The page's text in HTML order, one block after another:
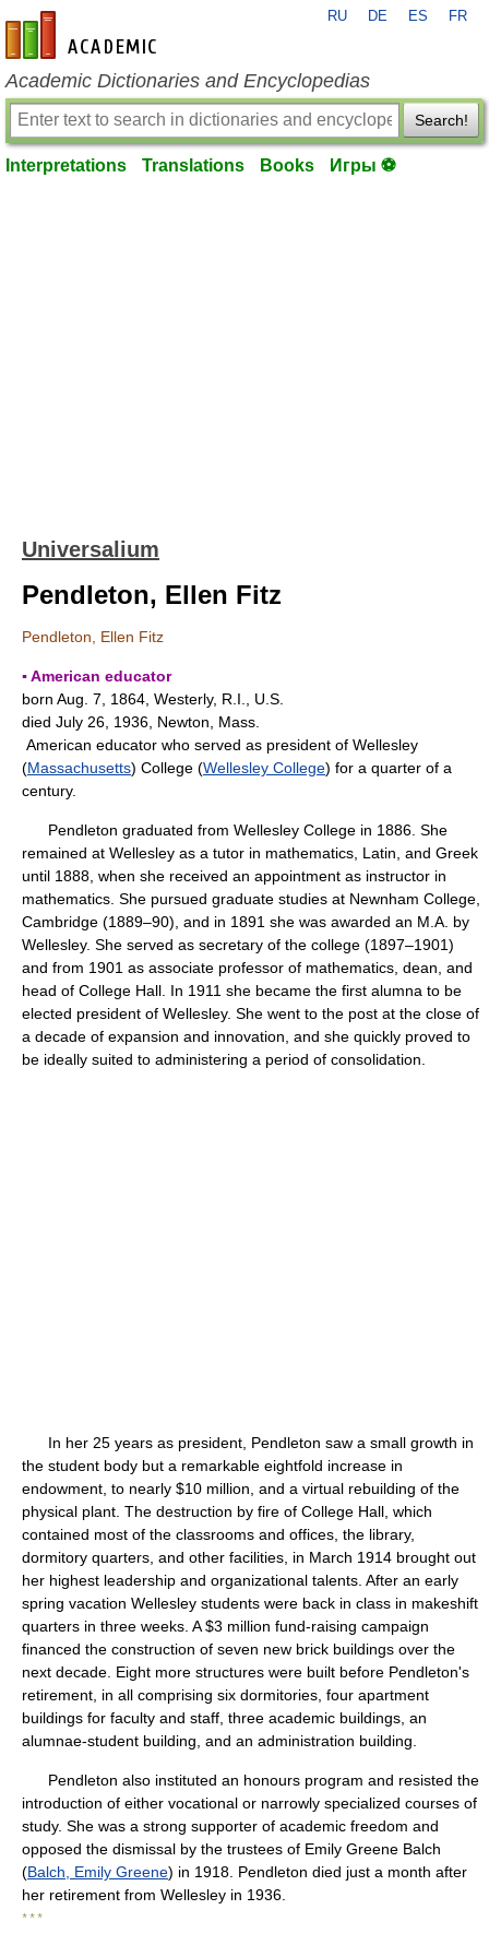
en-academic.com
RU DE ES FR
Academic Dictionaries and Encyclopedias
Search!
Interpretations Translations Books Игры ⚽
Universalium
Pendleton, Ellen Fitz
Pendleton, Ellen Fitz
▪ American educator
born Aug. 7, 1864, Westerly, R.I., U.S.
died July 26, 1936, Newton, Mass.
American educator who served as president of Wellesley
(Massachusetts) College (Wellesley College) for a quarter of a
century.
Pendleton graduated from Wellesley College in 1886. She
remained at Wellesley as a tutor in mathematics, Latin, and Greek
until 1888, when she received an appointment as instructor in
mathematics. She pursued graduate studies at Newnham College,
Cambridge (1889–90), and in 1891 she was awarded an M.A. by
Wellesley. She served as secretary of the college (1897–1901)
and from 1901 as associate professor of mathematics, dean, and
head of College Hall. In 1911 she became the first alumna to be
elected president of Wellesley. She went to the post at the close of
a decade of expansion and innovation, and she quickly proved to
be ideally suited to administering a period of consolidation.
In her 25 years as president, Pendleton saw a small growth in
the student body but a remarkable eightfold increase in
endowment, to nearly $10 million, and a virtual rebuilding of the
physical plant. The destruction by fire of College Hall, which
contained most of the classrooms and offices, the library,
dormitory quarters, and other facilities, in March 1914 brought out
her highest leadership and organizational talents. After an early
spring vacation Wellesley students were back in class in makeshift
quarters in three weeks. A $3 million fund-raising campaign
financed the construction of seven new brick buildings over the
next decade. Eight more structures were built before Pendleton's
retirement, in all comprising six dormitories, four apartment
buildings for faculty and staff, three academic buildings, an
alumnae-student building, and an administration building.
Pendleton also instituted an honours program and resisted the
introduction of either vocational or narrowly specialized courses of
study. She was a strong supporter of academic freedom and
opposed the dismissal by the trustees of Emily Greene Balch
(Balch, Emily Greene) in 1918. Pendleton died just a month after
her retirement from Wellesley in 1936.
* * *